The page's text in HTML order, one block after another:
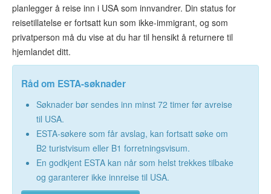
planlegger å reise inn i USA som innvandrer. Din status for
reisetillatelse er fortsatt kun som ikke-immigrant, og som
privatperson må du vise at du har til hensikt å returnere til
hjemlandet ditt.
Råd om ESTA-søknader
Søknader bør sendes inn minst 72 timer før avreise
til USA.
ESTA-søkere som får avslag, kan fortsatt søke om
B2 turistvisum eller B1 forretningsvisum.
En godkjent ESTA kan når som helst trekkes tilbake
og garanterer ikke innreise til USA.